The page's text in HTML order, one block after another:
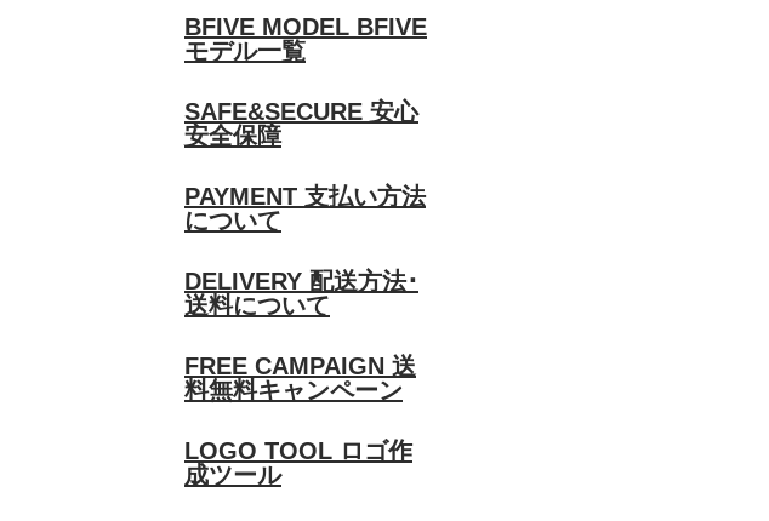
BFIVE MODEL BFIVE
モデル一覧
SAFE&SECURE 安心
安全保障
PAYMENT 支払い方法
について
DELIVERY 配送方法･
送料について
FREE CAMPAIGN 送
料無料キャンペーン
LOGO TOOL ロゴ作
成ツール